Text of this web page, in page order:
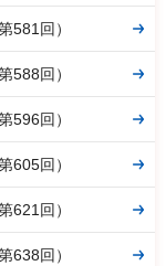
581回）
588回）
596回）
605回）
621回）
638回）